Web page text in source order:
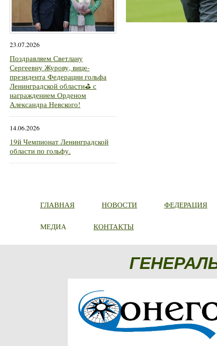
23.07.2026
Поздравляем Светлану
Сергеевну Журову, вице-
президента Федерации гольфа
Ленинградской области⛳ с
награждением Орденом
Александра Невского!
14.06.2026
19й Чемпионат Ленинградской
области по гольфу.
ГЛАВНАЯ НОВОСТИ ФЕДЕРАЦИЯ
МЕДИА КОНТАКТЫ